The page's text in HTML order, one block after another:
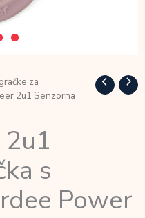
za
2u1 Senzorna
s
Power